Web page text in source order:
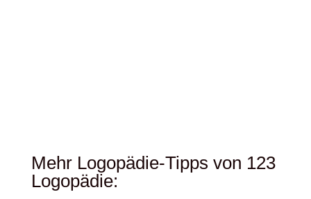
Mehr Logopädie-Tipps von 123
Logopädie: